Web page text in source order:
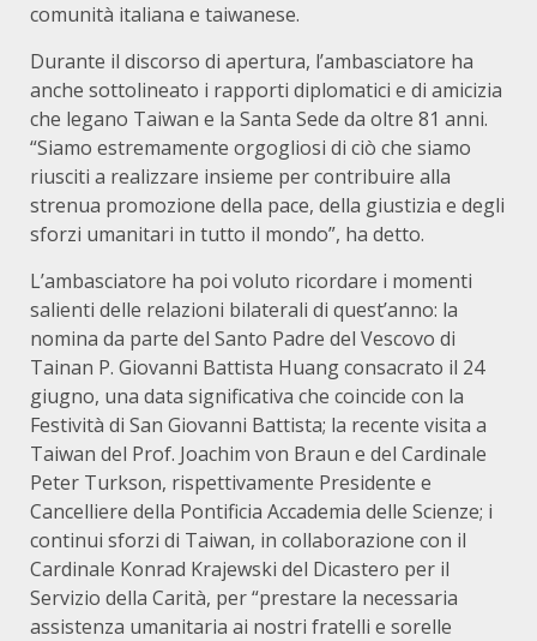
comunità italiana e taiwanese.
Durante il discorso di apertura, l’ambasciatore ha
anche sottolineato i rapporti diplomatici e di amicizia
che legano Taiwan e la Santa Sede da oltre 81 anni.
“Siamo estremamente orgogliosi di ciò che siamo
riusciti a realizzare insieme per contribuire alla
strenua promozione della pace, della giustizia e degli
sforzi umanitari in tutto il mondo”, ha detto.
L’ambasciatore ha poi voluto ricordare i momenti
salienti delle relazioni bilaterali di quest’anno: la
nomina da parte del Santo Padre del Vescovo di
Tainan P. Giovanni Battista Huang consacrato il 24
giugno, una data significativa che coincide con la
Festività di San Giovanni Battista; la recente visita a
Taiwan del Prof. Joachim von Braun e del Cardinale
Peter Turkson, rispettivamente Presidente e
Cancelliere della Pontificia Accademia delle Scienze; i
continui sforzi di Taiwan, in collaborazione con il
Cardinale Konrad Krajewski del Dicastero per il
Servizio della Carità, per “prestare la necessaria
assistenza umanitaria ai nostri fratelli e sorelle